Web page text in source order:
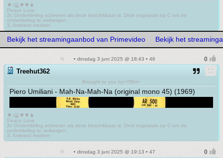
🌳♪💻🌳🌳🌲
Peace Love
2c Ondertiteling activeren als deze beschikbaar is. Druk nogmaals op C om de
ondertiteling te verbergen.
3. Ambient modern
Bekijk het streamingaanbod van Primevideo Bekijk het
• dinsdag 3 juni 2025 @ 18:43 • 46
Treehut362
Brought to you by+TRht+
Piero Umiliani - Mah-Na-Mah-Na (original mono 45) (1969)
🌳♪💻🌳🌳🌲
Peace Love
2c Ondertiteling activeren als deze beschikbaar is. Druk nogmaals op C om de
ondertiteling te verbergen.
3. Ambient modern
• dinsdag 3 juni 2025 @ 19:13 • 47